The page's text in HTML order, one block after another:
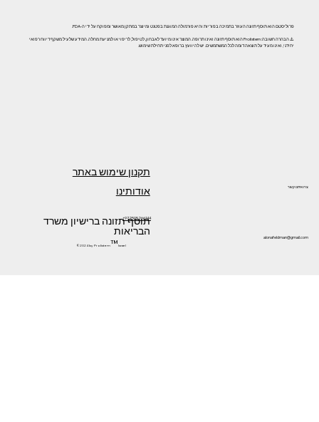
©2024 by Prolistem™Israel
פרוליסטם הוא תוסף תזונה העוזר בתמיכה בפוריות והיא פורמולה המוגנת בפטנט ומיוצר במתקן מאושר ומפוקח על ידי ה-FDA.
⚠️ הבהרה חשובה: Prolistem הוא תוסף תזונה ואינו תרופה. המוצר אינו מיועד לאבחון, לטיפול, לריפוי או למניעת מחלה. המידע שלעיל משקף דיווח רפואי
יחידני, ואינו מעיד על תוצאה דומה לכל המשתמשים. יש להיוועץ ברופא לפני תחילת שימוש.
אודותינו
תקנון שימוש באתר
תוסף תזונה ברישיון משרד
הבריאות alonafeldman@gmail.com
צרו איתנו קשר
+972505266144